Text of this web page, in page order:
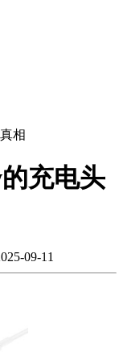
相
充电头
09-11